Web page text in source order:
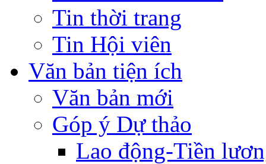
Tin thời trang
Tin Hội viên
Văn bản tiện ích
Văn bản mới
Góp ý Dự thảo
Lao động-Tiền